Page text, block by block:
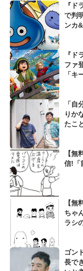
『
で判
ンカ
『
ファ
「キ
「
りか
たこ
【
信!「
【
ちゃ
ラシ
ゴン
長で